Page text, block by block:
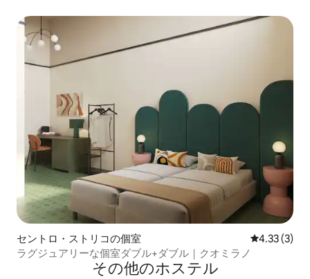
セントロ・ストリコの個室 レビュー3
4.33 (3)
ラグジュアリーな個室ダブル+ダブル｜クオミラノ
その他のホステル